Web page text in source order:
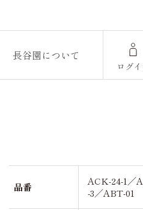
長谷園について
ログ
品番
ACK-24-1／
-3／ABT-01